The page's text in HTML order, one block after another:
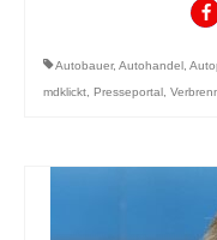
Autobauer, Autohandel
mdklickt Presseportal